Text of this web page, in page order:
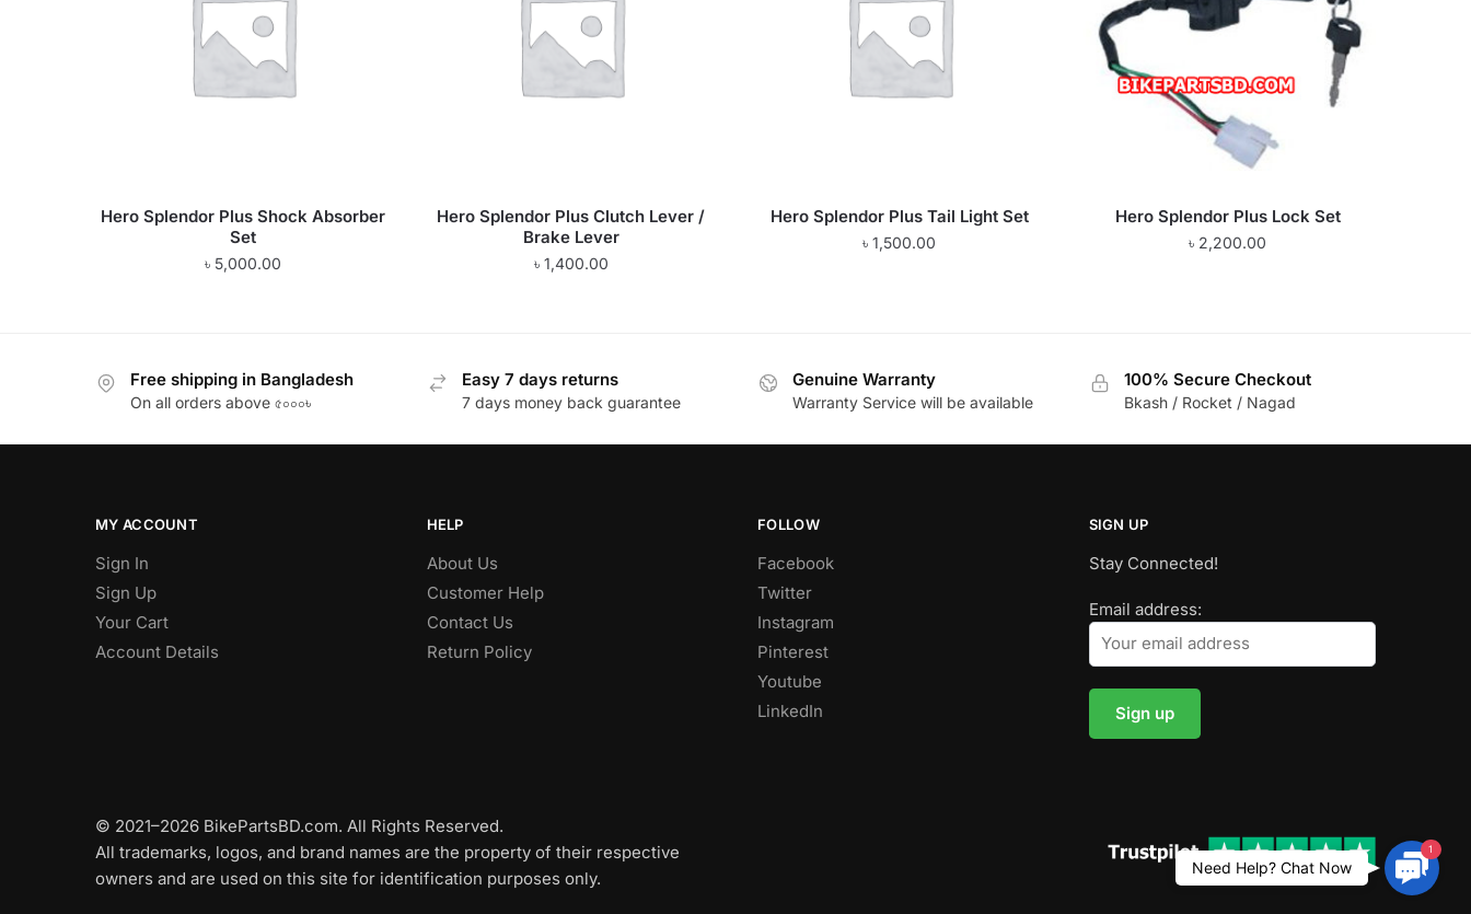
Hero Splendor Plus Shock Absorber
Set
৳ 5,000.00
Hero Splendor Plus Clutch Lever /
Brake Lever
৳ 1,400.00
Hero Splendor Plus Tail Light Set
৳1,500.00
Hero Splendor Plus Lock Set
৳ 2,200.00
Free shipping in Bangladesh
On all orders above ৫০০০৳
Easy 7 days returns
7 days money back guarantee
Genuine Warranty
Warranty Service will be available
100% Secure Checkout
Bkash / Rocket / Nagad
MY ACCOUNT
Sign In
Sign Up
Your Cart
Account Details
HELP
About Us
Customer Help
Contact Us
Return Policy
FOLLOW
Facebook
Twitter
Instagram
Pinterest
Youtube
LinkedIn
SIGN UP
Stay Connected!
Email address:
© 2021–2026 BikePartsBD.com. All Rights Reserved.
All trademarks, logos, and brand names are the property of their respective
owners and are used on this site for identification purposes only.
1
Need Help? Chat Now